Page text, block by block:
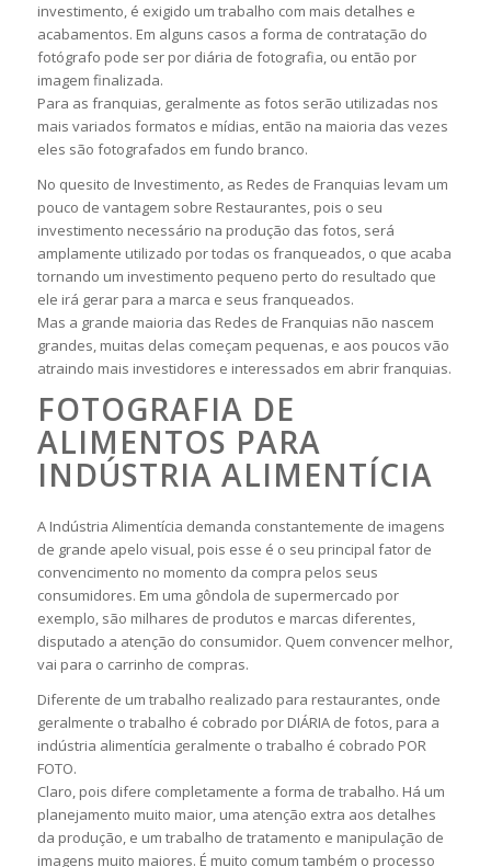
investimento, é exigido um trabalho com mais detalhes e
acabamentos. Em alguns casos a forma de contratação do
fotógrafo pode ser por diária de fotografia, ou então por
imagem finalizada.
Para as franquias, geralmente as fotos serão utilizadas nos
mais variados formatos e mídias, então na maioria das vezes
eles são fotografados em fundo branco.
No quesito de Investimento, as Redes de Franquias levam um
pouco de vantagem sobre Restaurantes, pois o seu
investimento necessário na produção das fotos, será
amplamente utilizado por todas os franqueados, o que acaba
tornando um investimento pequeno perto do resultado que
ele irá gerar para a marca e seus franqueados.
Mas a grande maioria das Redes de Franquias não nascem
grandes, muitas delas começam pequenas, e aos poucos vão
atraindo mais investidores e interessados em abrir franquias.
FOTOGRAFIA DE
ALIMENTOS PARA
INDÚSTRIA ALIMENTÍCIA
A Indústria Alimentícia demanda constantemente de imagens
de grande apelo visual, pois esse é o seu principal fator de
convencimento no momento da compra pelos seus
consumidores. Em uma gôndola de supermercado por
exemplo, são milhares de produtos e marcas diferentes,
disputado a atenção do consumidor. Quem convencer melhor,
vai para o carrinho de compras.
Diferente de um trabalho realizado para restaurantes, onde
geralmente o trabalho é cobrado por DIÁRIA de fotos, para a
indústria alimentícia geralmente o trabalho é cobrado POR
FOTO.
Claro, pois difere completamente a forma de trabalho. Há um
planejamento muito maior, uma atenção extra aos detalhes
da produção, e um trabalho de tratamento e manipulação de
imagens muito maiores. É muito comum também o processo